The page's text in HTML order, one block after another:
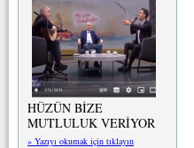
HÜZÜN BİZE
MUTLULUK VERİYOR
» Yazıyı okumak için tıklayın